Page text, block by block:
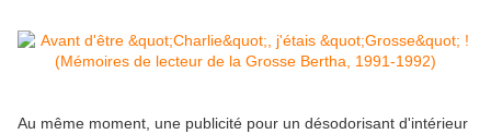
Au même moment, une publicité pour un désodorisant d'intérieur